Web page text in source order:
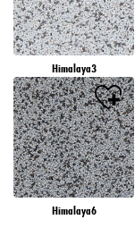
Himalaya3
Himalaya6